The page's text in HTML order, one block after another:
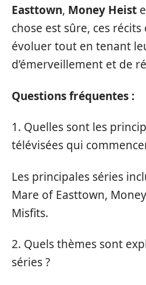
Easttown, Money Heist
chose est sûre, ces
évoluer tout en tenant
d’émerveillement et de
Questions fréquentes :
1. Quelles sont les
télévisées qui
Les principales séries
Mare of Easttown,
Misfits.
2. Quels thèmes sont
séries ?